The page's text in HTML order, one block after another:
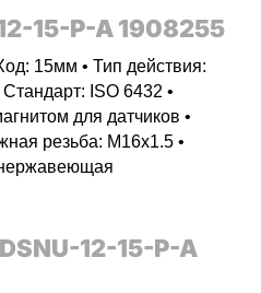
15-P-A 1908255
15мм • Тип действия:
ISO 6432 •
для датчиков •
резьба: M16x1.5 •
DSNU-12-15-P-A